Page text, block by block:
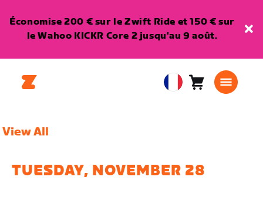
Économise 200 € sur le Zwift Ride et 150 € sur
le Wahoo KICKR Core 2 jusqu'au 9 août.
EuropeanPanier0
View All
TUESDAY, NOVEMBER 28